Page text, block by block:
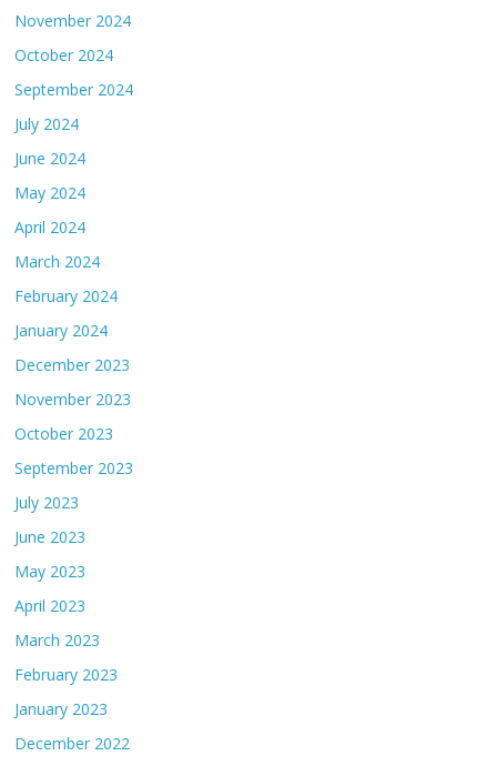
November 2024
October 2024
September 2024
July 2024
June 2024
May 2024
April 2024
March 2024
February 2024
January 2024
December 2023
November 2023
October 2023
September 2023
July 2023
June 2023
May 2023
April 2023
March 2023
February 2023
January 2023
December 2022